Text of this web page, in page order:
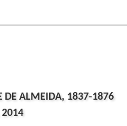
DE ALMEIDA, 1837-1876
2014